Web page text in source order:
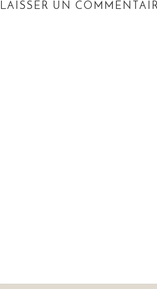
LAISSER UN